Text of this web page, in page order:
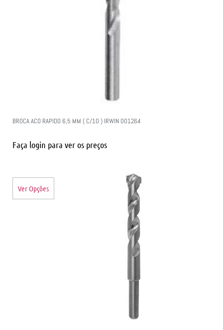
BROCA ACO RAPIDO 6,5 MM ( C/10 ) IRWIN 001264
Faça login para ver os preços
Ver Opções